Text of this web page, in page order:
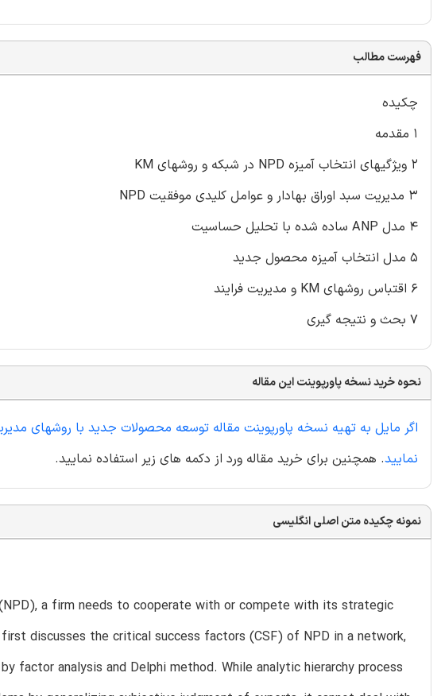
فهرست مطالب
چکیده
۱ مقدمه
۲ ویژگیهای انتخاب آمیزه NPD در شبکه و روشهای KM
۳ مدیریت سبد اوراق بهادار و عوامل کلیدی موفقیت NPD
۴ مدل ANP ساده شده با تحلیل حساسیت
۵ مدل انتخاب آمیزه محصول جدید
۶ اقتباس روشهای KM و مدیریت فرایند
۷ بحث و نتیجه گیری
نحوه خرید نسخه پاورپوینت این مقاله
اگر مایل به تهیه نسخه پاورپوینت مقاله توسعه محصولات جدید با روشهای
نمایید. همچنین برای خرید مقاله ورد از دکمه های زیر استفاده نمایید.
نمونه چکیده متن اصلی انگلیسی
a firm needs to cooperate with or compete with its strategic
discusses the critical success factors (CSF) of NPD in a network,
factor analysis and Delphi method. While analytic hierarchy process